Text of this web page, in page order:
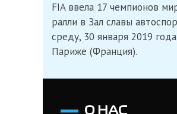
чемпионов
мира
ралли
введены
славы
FIA ввела 17 чемпионов
ралли в Зал славы
среду, 30 января 2019
Париже (Франция).
О НАС